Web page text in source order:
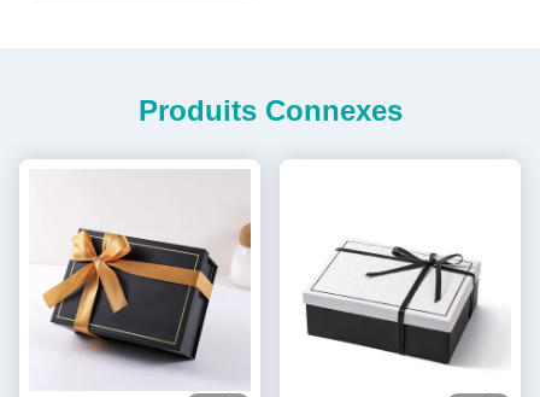
Produits Connexes